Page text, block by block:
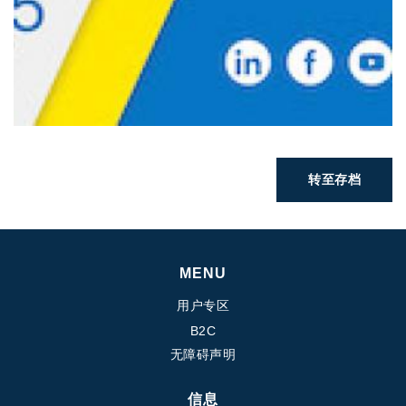
转至存档
MENU
用户专区
B2C
无障碍声明
信息